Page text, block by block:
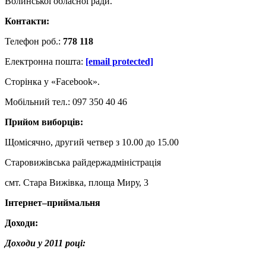
Контакти:
Телефон роб.: 778 118
Електронна пошта: [email protected]
Сторінка у «Facebook».
Мобільний тел.: 097 350 40 46
Прийом виборців:
Щомісячно, другий четвер з 10.00 до 15.00
Старовижівська райдержадміністрація
смт. Стара Вижівка, площа Миру, 3
Інтернет–приймальня
Доходи:
Доходи у 2011 році: